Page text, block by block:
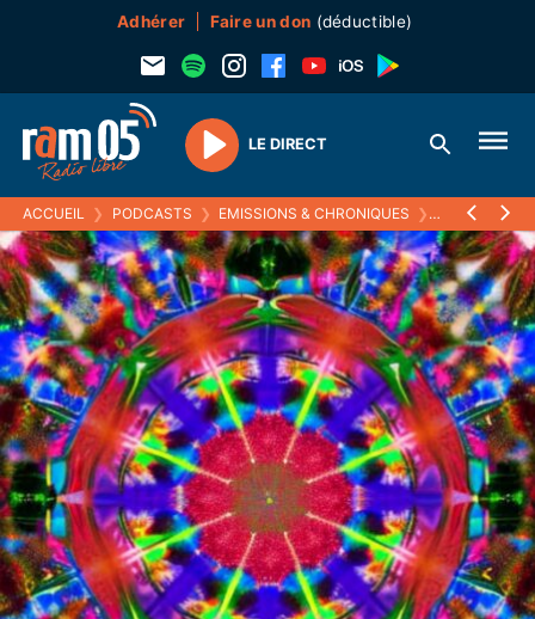
Adhérer Faire un don (déductible)
Play
LE DIRECT
ACCUEIL ❯ PODCASTS ❯ EMISSIONS & CHRONIQUES ❯